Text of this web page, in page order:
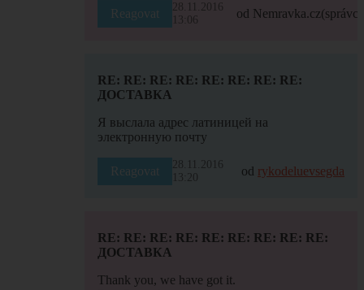
Reagovat
28.11.2016
13:06
od Nemravka.cz
RE: RE: RE: RE: RE: RE: RE: RE:
ДОСТАВКА
Я выслала адрес латиницей на
электронную почту
Reagovat
28.11.2016
13:20
od rykodeluevsegda
RE: RE: RE: RE: RE: RE: RE: RE: RE:
ДОСТАВКА
Thank you, we have got it.